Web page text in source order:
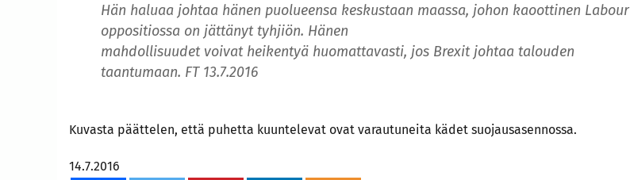
Hän haluaa johtaa hänen puolueensa keskustaan maassa, johon kaoottinen Labour
oppositiossa on jättänyt tyhjiön. Hänen
mahdollisuudet voivat heikentyä huomattavasti, jos Brexit johtaa talouden
taantumaan. FT 13.7.2016
Kuvasta päättelen, että puhetta kuuntelevat ovat varautuneita kädet suojausasennossa.
14.7.2016